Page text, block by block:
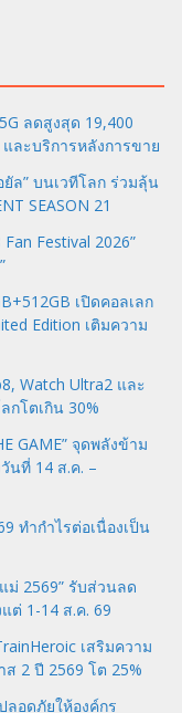
ลดสูงสุด 19,400
ละบริการหลังการขาย
ยัล” บนเวทีโลก ร่วมลุ้น
SEASON 21
Festival 2026”
เปิดคอลเลก
Edition เติมความ
Watch Ultra2 และ
กโตเกิน 30%
GAME” จุดพลังข้าม
นที่ 14 ส.ค. –
ทำกำไรต่อเนื่องเป็น
ม่ 2569” รับส่วนลด
ต่ 1-14 ส.ค. 69
เสริมความ
2 ปี 2569 โต 25%
ลอดภัยให้องค์กร